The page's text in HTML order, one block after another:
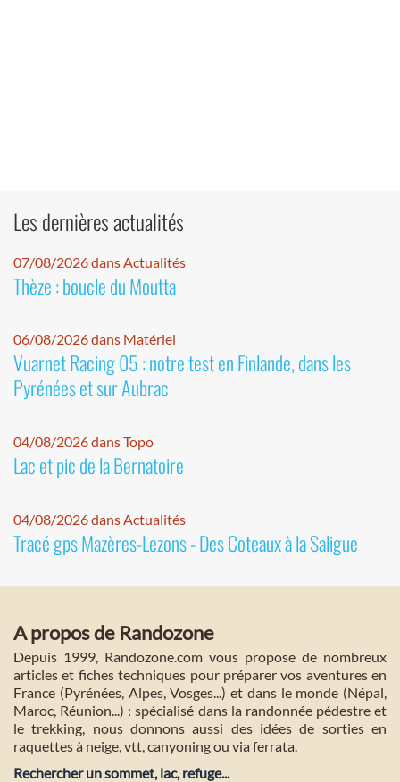
Les dernières actualités
07/08/2026 dans Actualités
Thèze : boucle du Moutta
06/08/2026 dans Matériel
Vuarnet Racing 05 : notre test en Finlande, dans les
Pyrénées et sur Aubrac
04/08/2026 dans Topo
Lac et pic de la Bernatoire
04/08/2026 dans Actualités
Tracé gps Mazères-Lezons - Des Coteaux à la Saligue
A propos de Randozone
Depuis 1999, Randozone.com vous propose de nombreux
articles et fiches techniques pour préparer vos aventures en
France (Pyrénées, Alpes, Vosges...) et dans le monde (Népal,
Maroc, Réunion...) : spécialisé dans la randonnée pédestre et
le trekking, nous donnons aussi des idées de sorties en
raquettes à neige, vtt, canyoning ou via ferrata.
Rechercher un sommet, lac, refuge...